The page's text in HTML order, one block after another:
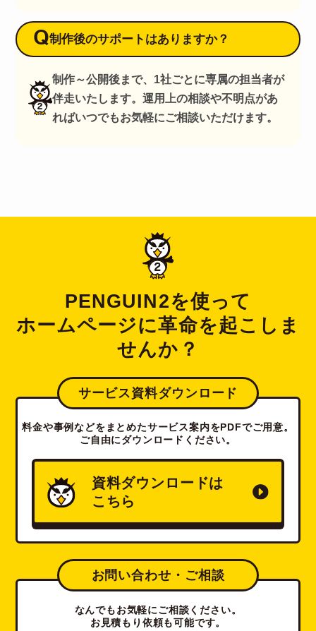
Q制作後のサポートはありますか？
制作～公開後まで、1社ごとに専属の担当者が
伴走いたします。運用上の相談や不明点があ
ればいつでもお気軽にご相談いただけます。
PENGUIN2を使って
ホームページに革命を起こしま
せんか？
サービス資料ダウンロード
料金や事例などをまとめたサービス案内をPDFでご用意。
ご自由にダウンロードください。
資料ダウンロードは
こちら
お問い合わせ・ご相談
なんでもお気軽にご相談ください。
お見積もり依頼も可能です。